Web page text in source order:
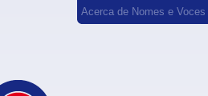
Acerca de Nomes e Voces